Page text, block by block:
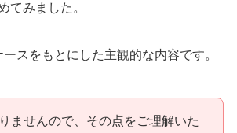
てみました。
スをもとにした主観的な内容です。
ませんので、その点をご理解いた